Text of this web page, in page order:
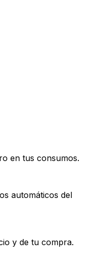
en tus consumos.
automáticos del
y de tu compra.